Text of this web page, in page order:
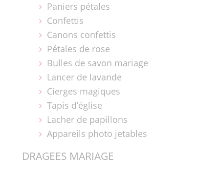
Paniers pétales
Confettis
Canons confettis
Pétales de rose
Bulles de savon mariage
Lancer de lavande
Cierges magiques
Tapis d’église
Lacher de papillons
Appareils photo jetables
DRAGEES MARIAGE